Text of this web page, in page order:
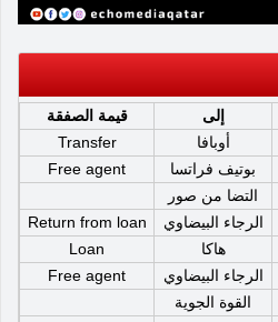
إلى
قيمة الصفقة
أوبافا
Transfer
بوتيف فراتسا
Free agent
التضا من صور
الرجاء البيضاوي
Return from loan
هاكا
Loan
الرجاء البيضاوي
Free agent
القوة الجوية